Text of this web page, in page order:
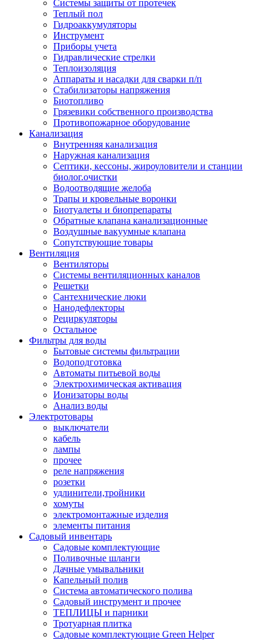
Системы защиты от протечек
Теплый пол
Гидроаккумуляторы
Инструмент
Приборы учета
Гидравлические стрелки
Теплоизоляция
Аппараты и насадки для сварки п/п
Стабилизаторы напряжения
Биотопливо
Грязевики собственного производства
Противопожарное оборудование
Канализация
Внутренняя канализация
Наружная канализация
Септики, кессоны, жироуловители и станции
биолог.очистки
Водоотводящие желоба
Трапы и кровельные воронки
Биотуалеты и биопрепараты
Обратные клапана канализационные
Воздушные вакуумные клапана
Сопутствующие товары
Вентиляция
Вентиляторы
Системы вентиляционных каналов
Решетки
Сантехнические люки
Нанодефлекторы
Рециркуляторы
Остальное
Фильтры для воды
Бытовые системы фильтрации
Водоподготовка
Автоматы питьевой воды
Электрохимическая активация
Ионизаторы воды
Анализ воды
Электротовары
выключатели
кабель
лампы
прочее
реле напряжения
розетки
удлинители,тройники
хомуты
электромонтажные изделия
элементы питания
Садовый инвентарь
Садовые комплектующие
Поливочные шланги
Дачные умывальники
Капельный полив
Система автоматического полива
Садовый инструмент и прочее
ТЕПЛИЦЫ и парники
Тротуарная плитка
Садовые комплектующие Green Helper